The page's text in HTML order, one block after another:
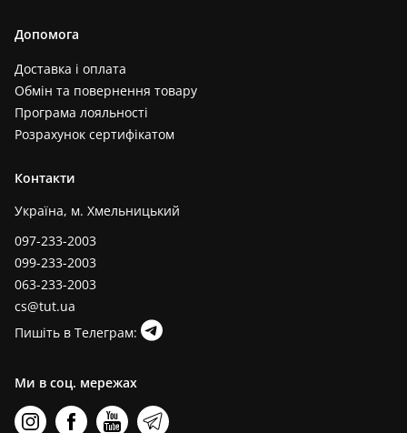
Допомога
Доставка і оплата
Обмін та повернення товару
Програма лояльності
Розрахунок сертифікатом
Контакти
Україна, м. Хмельницький
097-233-2003
099-233-2003
063-233-2003
cs@tut.ua
Пишіть в Телеграм:
Ми в соц. мережах